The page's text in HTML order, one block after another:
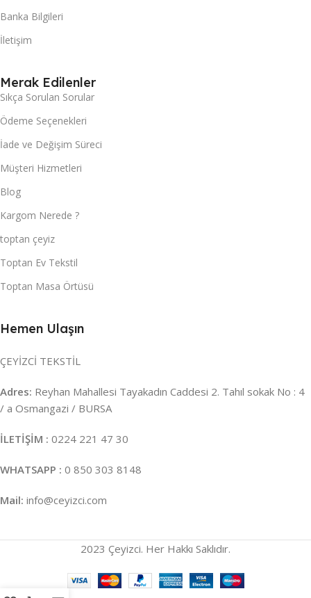
Banka Bilgileri
İletişim
Merak Edilenler
Sıkça Sorulan Sorular
Ödeme Seçenekleri
İade ve Değişim Süreci
Müşteri Hizmetleri
Blog
Kargom Nerede ?
toptan çeyiz
Toptan Ev Tekstil
Toptan Masa Örtüsü
Hemen Ulaşın
ÇEYİZCİ TEKSTİL
Adres: Reyhan Mahallesi Tayakadın Caddesi 2. Tahıl sokak No : 4
/ a Osmangazi / BURSA
İLETİŞİM : 0224 221 47 30
WHATSAPP : 0 850 303 8148
Mail: info@ceyizci.com
2023 Çeyizci. Her Hakkı Saklıdır.